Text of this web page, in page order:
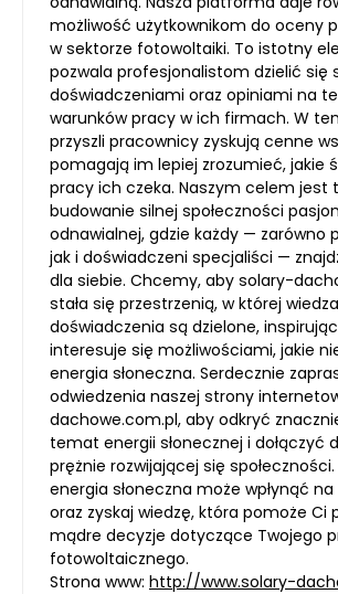
możliwość użytkownikom do oceny
w sektorze fotowoltaiki. To istotny
pozwala profesjonalistom dzielić się
doświadczeniami oraz opiniami na
warunków pracy w ich firmach. W
przyszli pracownicy zyskują cenne
pomagają im lepiej zrozumieć, jakie
pracy ich czeka. Naszym celem jest
budowanie silnej społeczności
odnawialnej, gdzie każdy — zarówno
jak i doświadczeni specjaliści —
dla siebie. Chcemy, aby solary-
stała się przestrzenią, w której
doświadczenia są dzielone,
interesuje się możliwościami, jakie
energia słoneczna. Serdecznie
odwiedzenia naszej strony
dachowe.com.pl, aby odkryć
temat energii słonecznej i dołączyć
prężnie rozwijającej się
energia słoneczna może wpłynąć
oraz zyskaj wiedzę, która pomoże Ci
mądre decyzje dotyczące Twojego
fotowoltaicznego.
Strona www: http://www.solary-